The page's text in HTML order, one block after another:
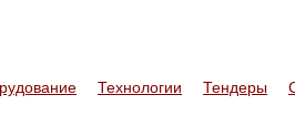
Технологии Тендеры